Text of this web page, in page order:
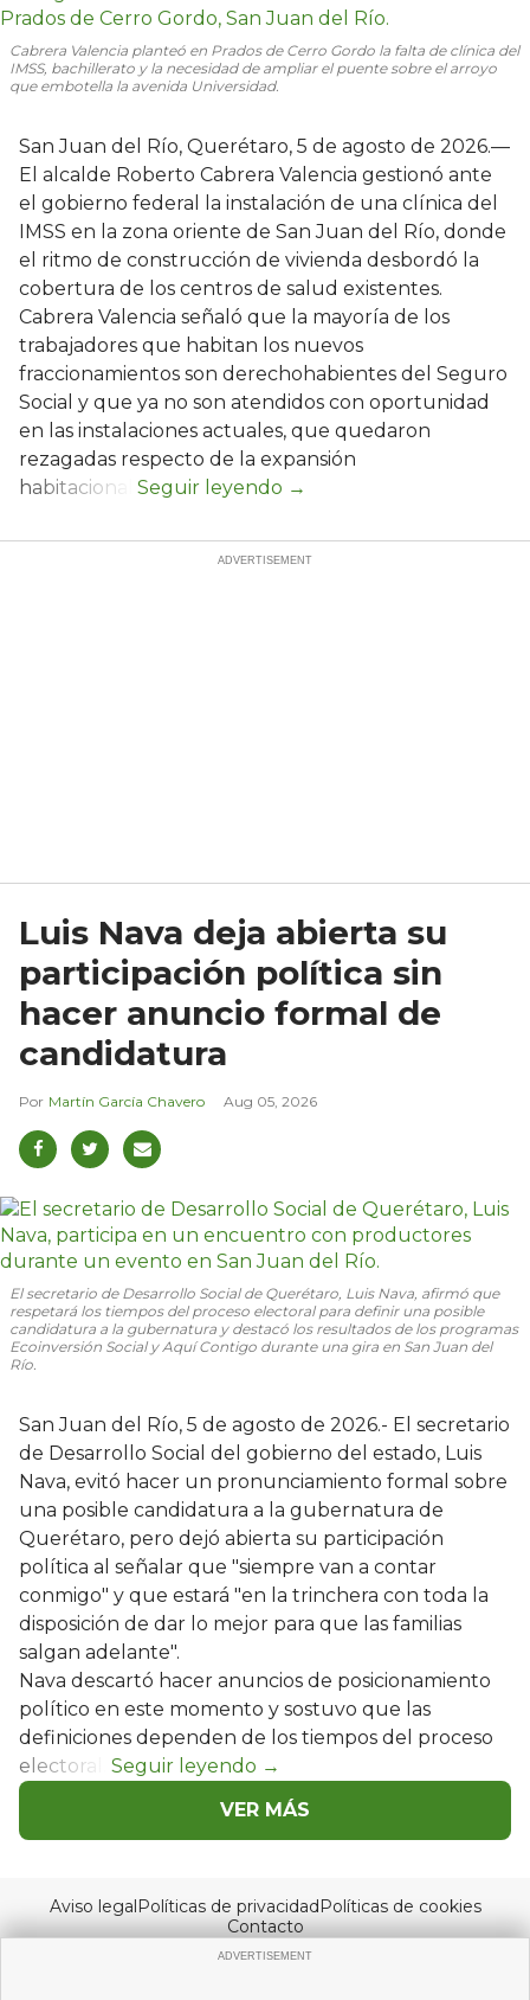
Cabrera Valencia planteó en Prados de Cerro Gordo la falta de clínica del
IMSS, bachillerato y la necesidad de ampliar el puente sobre el arroyo
que embotella la avenida Universidad.
San Juan del Río, Querétaro, 5 de agosto de 2026.—
El alcalde Roberto Cabrera Valencia gestionó ante
el gobierno federal la instalación de una clínica del
IMSS en la zona oriente de San Juan del Río, donde
el ritmo de construcción de vivienda desbordó la
cobertura de los centros de salud existentes.
Cabrera Valencia señaló que la mayoría de los
trabajadores que habitan los nuevos
fraccionamientos son derechohabientes del Seguro
Social y que ya no son atendidos con oportunidad
en las instalaciones actuales, que quedaron
rezagadas respecto de la expansión
habitacional.
Luis Nava deja abierta su
participación política sin
hacer anuncio formal de
candidatura
Martín García Chavero Aug 05, 2026
El secretario de Desarrollo Social de Querétaro, Luis Nava, afirmó que
respetará los tiempos del proceso electoral para definir una posible
candidatura a la gubernatura y destacó los resultados de los programas
Ecoinversión Social y Aquí Contigo durante una gira en San Juan del
Río.
San Juan del Río, 5 de agosto de 2026.- El secretario
de Desarrollo Social del gobierno del estado, Luis
Nava, evitó hacer un pronunciamiento formal sobre
una posible candidatura a la gubernatura de
Querétaro, pero dejó abierta su participación
política al señalar que "siempre van a contar
conmigo" y que estará "en la trinchera con toda la
disposición de dar lo mejor para que las familias
salgan adelante".
Nava descartó hacer anuncios de posicionamiento
político en este momento y sostuvo que las
definiciones dependen de los tiempos del proceso
electoral.
VER MÁS
Aviso legalPolíticas de privacidadPolíticas de cookies
Contacto